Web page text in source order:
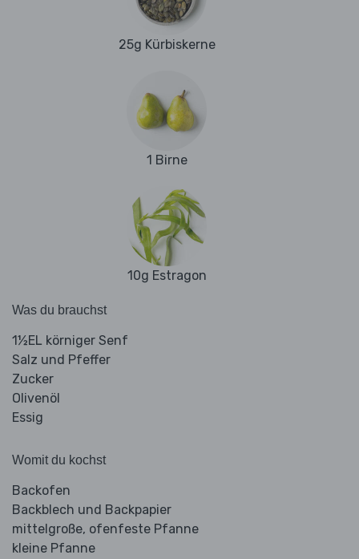
25g Kürbiskerne
1 Birne
10g Estragon
Was du brauchst
1½EL körniger Senf
Salz und Pfeffer
Zucker
Olivenöl
Essig
Womit du kochst
Backofen
Backblech und Backpapier
mittelgroße, ofenfeste Pfanne
kleine Pfanne